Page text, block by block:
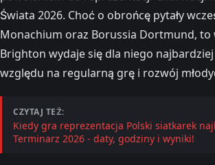
Świata 2026. Choć o obrońcę pytały
Monachium oraz Borussia Dortmund, to
Brighton wydaje się dla niego
względu na regularną grę i rozwój
CZYTAJ TEŻ:
Kiedy gra reprezentacja Polski siatkarek
Terminarz 2026 - daty, godziny i wyniki!